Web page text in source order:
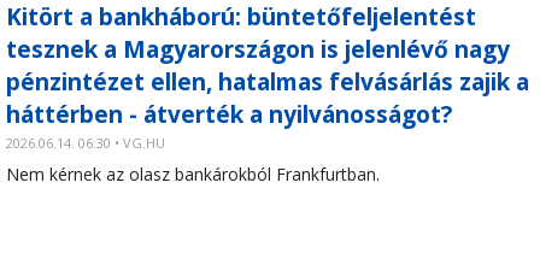
Kitört a bankháború: büntetőfeljelentést
tesznek a Magyarországon is jelenlévő nagy
pénzintézet ellen, hatalmas felvásárlás zajik a
háttérben - átverték a nyilvánosságot?
2026.06.14. 06:30 • VG.HU
Nem kérnek az olasz bankárokból Frankfurtban.